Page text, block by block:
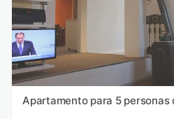
Apartamento para 5 personas